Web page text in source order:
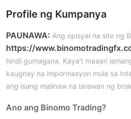
Profile ng Kumpanya
PAUNAWA: Ang opisyal na site ng
https://
hindi gumagana. Kaya't maaari
kaugnay na impormasyon mula sa
ang isang malinaw na larawan ng
Ano ang Binomo Trading?